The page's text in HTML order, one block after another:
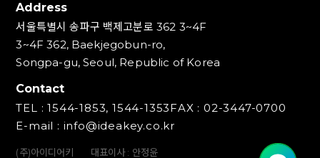
Address
서울특별시 송파구 백제고분로 362 3~4F
3~4F 362, Baekjegobun-ro,
Songpa-gu, Seoul, Republic of Korea
Contact
TEL : 1544-1853, 1544-1353FAX : 02-3447-0700
E-mail : info@ideakey.co.kr
(주)아이디어키 대표이사 : 안정윤